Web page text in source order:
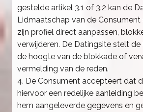
gestelde artikel 3.1 of 3.2 kan de
Lidmaatschap van de Consument
zijn profiel direct aanpassen,
verwijderen. De Datingsite stelt
de hoogte van de blokkade of
vermelding van de reden.
4. De Consument accepteert dat
hiervoor een redelijke aanleiding
hem aangeleverde gegevens en